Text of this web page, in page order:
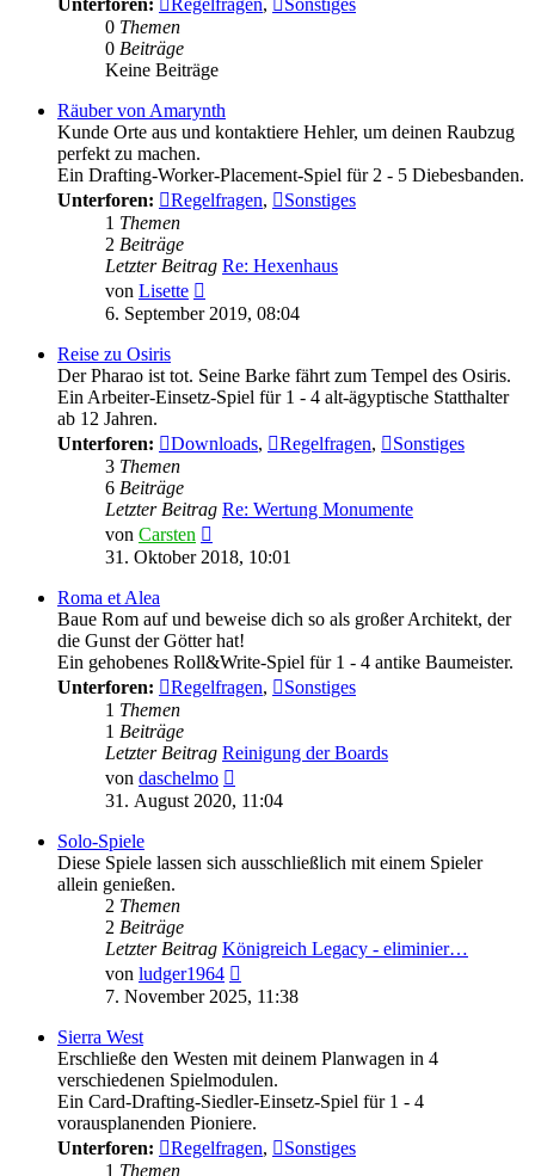
Unterforen:
Regelfragen,
Sonstiges
0 Themen
0 Beiträge
Keine Beiträge
Räuber von Amarynth
Kunde Orte aus und kontaktiere Hehler, um deinen Raubzug
perfekt zu machen.
Ein Drafting-Worker-Placement-Spiel für 2 - 5 Diebesbanden.
Unterforen:
Regelfragen,
Sonstiges
1 Themen
2 Beiträge
Letzter Beitrag Re: Hexenhaus
von Lisette
Beitrag
6. September 2019, 08:04
Reise zu Osiris
Der Pharao ist tot. Seine Barke fährt zum Tempel des Osiris.
Ein Arbeiter-Einsetz-Spiel für 1 - 4 alt-ägyptische Statthalter
ab 12 Jahren.
Unterforen:
Downloads, Regelfragen,
Sonstiges
3 Themen
6 Beiträge
Letzter Beitrag Re: Wertung Monumente
von Carsten
Beitrag
31. Oktober 2018, 10:01
Roma et Alea
Baue Rom auf und beweise dich so als großer Architekt, der
die Gunst der Götter hat!
Ein gehobenes Roll&Write-Spiel für 1 - 4 antike Baumeister.
Unterforen:
Regelfragen,
Sonstiges
1 Themen
1 Beiträge
Letzter Beitrag Reinigung der Boards
von daschelmo
Beitrag
31. August 2020, 11:04
Solo-Spiele
Diese Spiele lassen sich ausschließlich mit einem Spieler
allein genießen.
2 Themen
2 Beiträge
Letzter Beitrag Königreich Legacy - eliminier…
von ludger1964
Beitrag
7. November 2025, 11:38
Sierra West
Erschließe den Westen mit deinem Planwagen in 4
verschiedenen Spielmodulen.
Ein Card-Drafting-Siedler-Einsetz-Spiel für 1 - 4
vorausplanenden Pioniere.
Unterforen:
Regelfragen,
Sonstiges
1 Themen